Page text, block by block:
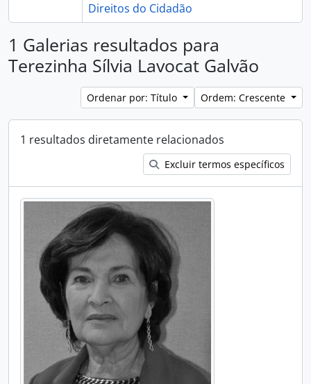
Direitos do Cidadão
1 Galerias resultados para
Terezinha Sílvia Lavocat Galvão
Ordenar por: Título Ordem: Crescente
1 resultados diretamente relacionados
Excluir termos específicos